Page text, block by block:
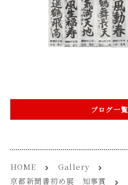
ブログ一覧
HOME
Gallery
京都新聞書初め展 知事賞